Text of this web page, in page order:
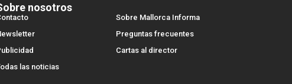
nosotros
Sobre Mallorca Informa
Preguntas frecuentes
Cartas al director
las noticias